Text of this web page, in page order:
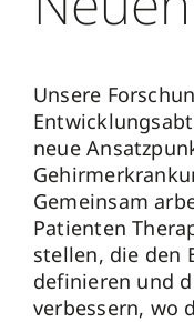
Unsere
neue
Gemeinsam
Patienten
stellen, die den
definieren und
verbessern, wo